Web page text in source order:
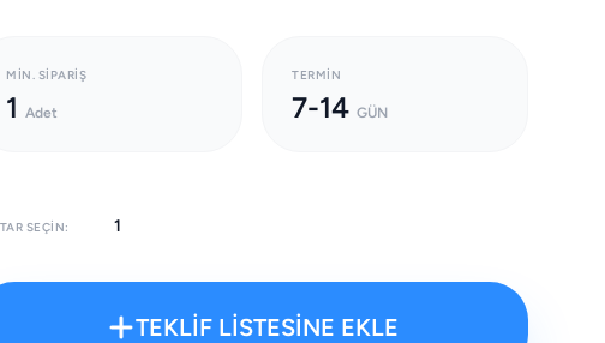
MIN. SIPARIŞ
1 Adet
TERMIN
7-14 GÜN
SEÇIN:
TEKLİF LİSTESİNE EKLE